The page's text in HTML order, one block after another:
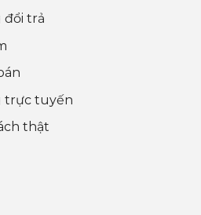
đổi trả
trực tuyến
thật